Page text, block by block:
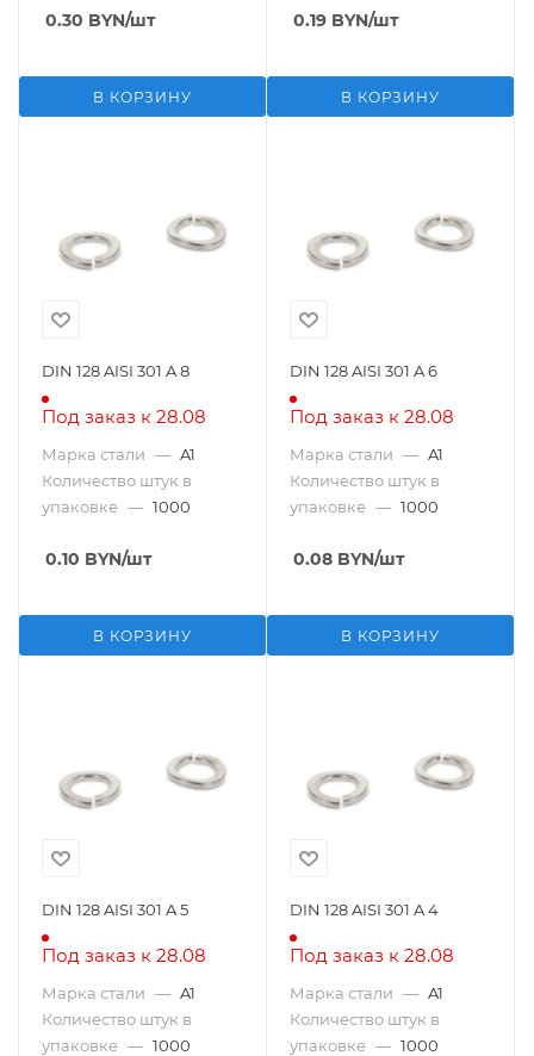
0.30 BYN/шт
В КОРЗИНУ
0.19 BYN/шт
В КОРЗИНУ
DIN 128 AISI 301 A 8
Под заказ к 28.08
Марка стали — A1
Количество штук в
упаковке — 1000
0.10 BYN/шт
В КОРЗИНУ
DIN 128 AISI 301 A 6
Под заказ к 28.08
Марка стали — A1
Количество штук в
упаковке — 1000
0.08 BYN/шт
В КОРЗИНУ
DIN 128 AISI 301 A 5
Под заказ к 28.08
Марка стали — A1
Количество штук в
упаковке — 1000
DIN 128 AISI 301 A 4
Под заказ к 28.08
Марка стали — A1
Количество штук в
упаковке — 1000